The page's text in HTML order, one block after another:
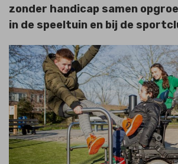
zonder handicap samen
in de speeltuin en bij de